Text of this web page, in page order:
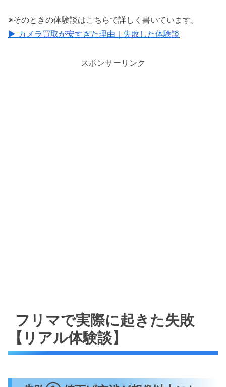
※そのときの体験談はこちらで詳しく書いています。
▶ カメラ買取が安すぎた理由｜失敗した体験談
スポンサーリンク
フリマで実際に起きた失敗
【リアル体験談】